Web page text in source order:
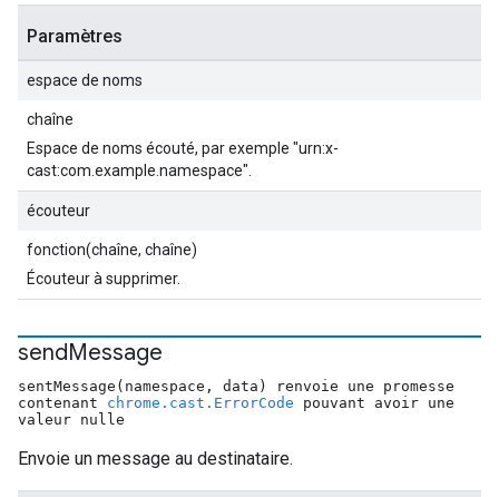
Paramètres
espace de noms
chaîne
Espace de noms écouté, par exemple "urn:x-
cast:com.example.namespace".
écouteur
fonction(chaîne, chaîne)
Écouteur à supprimer.
sendMessage
sentMessage(namespace, data) renvoie une promesse
contenant chrome.cast.ErrorCode pouvant avoir une
valeur nulle
Envoie un message au destinataire.